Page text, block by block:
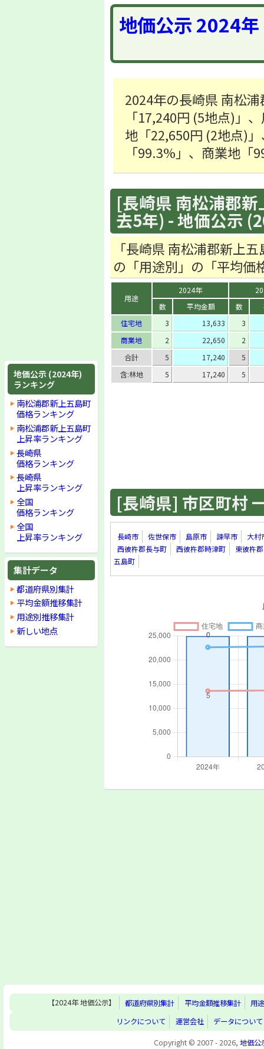
地価公示 (2024年)
ランキング
南松浦郡新上五島町
価格ランキング
南松浦郡新上五島町
上昇率ランキング
長崎県
価格ランキング
長崎県
上昇率ランキング
全国
価格ランキング
全国
上昇率ランキング
集計データ
都道府県別集計
平均金額推移集計
用途別推移集計
新しい地点
地価公示 2024
2024年の長崎県 南松
「17,240円 (5地点)」
地「22,650円 (2地点)
「99.3%」、商業地「
[長崎県 南松浦郡
去5年) - 地価公示
「長崎県 南松浦郡新上
の「用途別」の「平均価
用途
2024年
数
平均金額 数
住宅地
3 13,633
3
商業地
2 22,650
2
合計
5 17,240
5
含:林地
5 17,240 5
[長崎県] 市区町村
長崎市 佐世保市 島原市 諫早市
大村
西彼杵郡長与町
西彼杵郡時津町
東彼杵
五島町
【2024年 地価公示】 都道府県別集計 平均金額推移集計
用
リンクについて
運営会社
データについて
Copyright © 2007 - 2026, 地価公